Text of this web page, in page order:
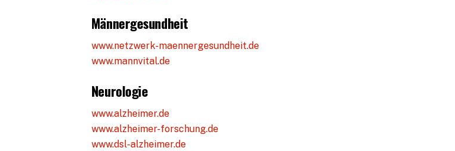
Männergesundheit
www.netzwerk-maennergesundheit.de
www.mannvital.de
Neurologie
www.alzheimer.de
www.alzheimer-forschung.de
www.dsl-alzheimer.de